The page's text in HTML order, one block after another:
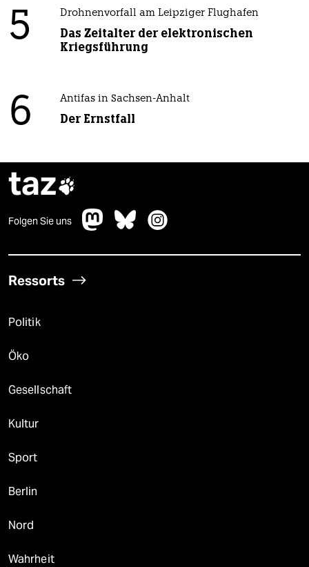
5 Drohnenvorfall am Leipziger Flughafen
Das Zeitalter der elektronischen
Kriegsführung
6 Antifas in Sachsen-Anhalt
Der Ernstfall
taz
Folgen Sie uns
Ressorts
Politik
Öko
Gesellschaft
Kultur
Sport
Berlin
Nord
Wahrheit